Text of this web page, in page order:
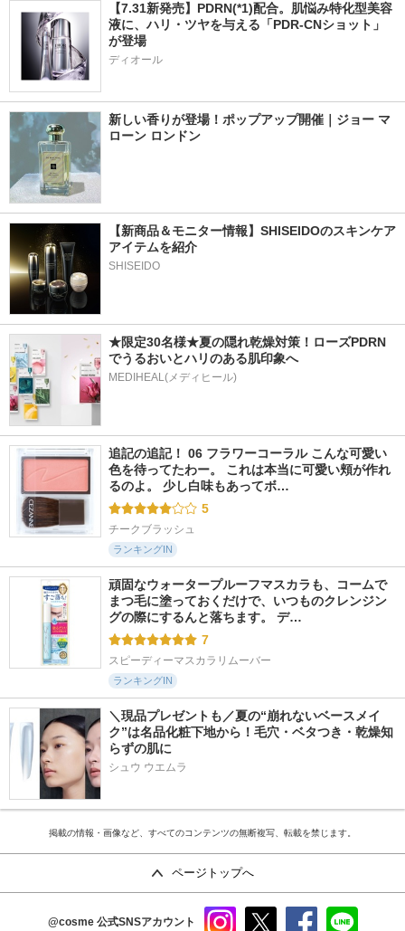
【7.31新発売】PDRN(*1)配合。肌悩み特化型美容
液に、ハリ・ツヤを与える「PDR-CNショット」
が登場
ディオール
新しい香りが登場！ポップアップ開催｜ジョー マ
ローン ロンドン
【新商品＆モニター情報】SHISEIDOのスキンケア
アイテムを紹介
SHISEIDO
★限定30名様★夏の隠れ乾燥対策！ローズPDRN
でうるおいとハリのある肌印象へ
MEDIHEAL(メディヒール)
追記の追記！ 06 フラワーコーラル こんな可愛い
色を待ってたわー。 これは本当に可愛い頬が作れ
るのよ。 少し白味もあってボ…
5
チークブラッシュ
ランキングIN
頑固なウォータープルーフマスカラも、コームで
まつ毛に塗っておくだけで、いつものクレンジン
グの際にするんと落ちます。 デ…
7
スピーディーマスカラリムーバー
ランキングIN
＼現品プレゼントも／夏の“崩れないベースメイ
ク”は名品化粧下地から！毛穴・ベタつき・乾燥知
らずの肌に
シュウ ウエムラ
掲載の情報・画像など、すべてのコンテンツの無断複写、転載を禁じます。
ページトップへ
@cosme 公式SNSアカウント